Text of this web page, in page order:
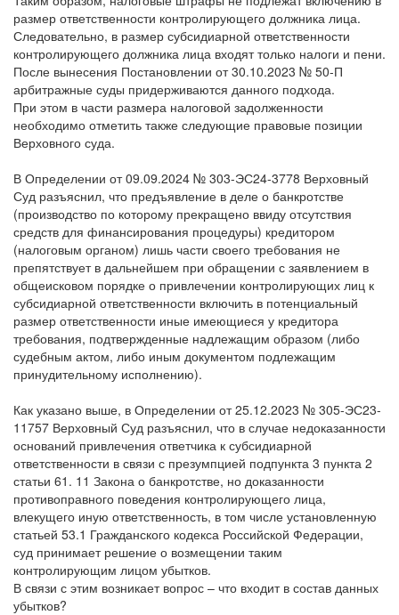
Таким образом, налоговые штрафы не подлежат включению в
размер ответственности контролирующего должника лица.
Следовательно, в размер субсидиарной ответственности
контролирующего должника лица входят только налоги и пени.
После вынесения Постановлении от 30.10.2023 № 50-П
арбитражные суды придерживаются данного подхода.
При этом в части размера налоговой задолженности
необходимо отметить также следующие правовые позиции
В Определении от 09.09.2024 № 303-ЭС24-3778 Верховный
Суд разъяснил, что предъявление в деле о банкротстве
(производство по которому прекращено ввиду отсутствия
средств для финансирования процедуры) кредитором
(налоговым органом) лишь части своего требования не
препятствует в дальнейшем при обращении с заявлением в
общеисковом порядке о привлечении контролирующих лиц к
субсидиарной ответственности включить в потенциальный
размер ответственности иные имеющиеся у кредитора
требования, подтвержденные надлежащим образом (либо
судебным актом, либо иным документом подлежащим
Как указано выше, в Определении от 25.12.2023 № 305-ЭС23-
11757 Верховный Суд разъяснил, что в случае недоказанности
оснований привлечения ответчика к субсидиарной
ответственности в связи с презумпцией подпункта 3 пункта 2
статьи 61. 11 Закона о банкротстве, но доказанности
противоправного поведения контролирующего лица,
влекущего иную ответственность, в том числе установленную
статьей 53.1 Гражданского кодекса Российской Федерации,
суд принимает решение о возмещении таким
контролирующим лицом убытков.
В связи с этим возникает вопрос – что входит в состав данных